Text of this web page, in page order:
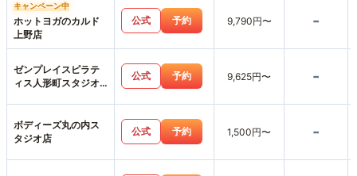
キャンペーン中
ホットヨガのカルド
上野店
公式 予約 9,790円〜 -
ゼンプレイスピラテ
ィス人形町スタジオ
公式 予約 9,625円〜 -
ボディーズ丸の内ス
タジオ店
公式 予約 1,500円〜 -